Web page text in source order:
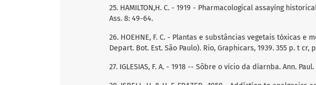
25. HAMILTON,H. C. - 1919 - Pharmacological assayíng
Ass. 8: 49-64.
26. HOEHNE, F. C. - Plantas e substâncias vegetais tóxicas e
Depart. Bot. Est. São Paulo). Rio, Graphicars, 1939. 355 p. t cr,
27. IGLESIAS, F. A. - 1918 -- Sôbre o vício da díarnba. Ann. Paul.